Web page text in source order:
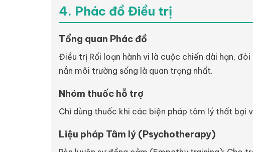
4. Phác đồ Điều trị
Tổng quan Phác đồ
Điều trị Rối loạn hành vi là cuộc chiến dài hạn,
nắn môi trường sống là quan trọng nhất.
Nhóm thuốc hỗ trợ
Chỉ dùng thuốc khi các biện pháp tâm lý thất bại
Liệu pháp Tâm lý (Psychotherapy)